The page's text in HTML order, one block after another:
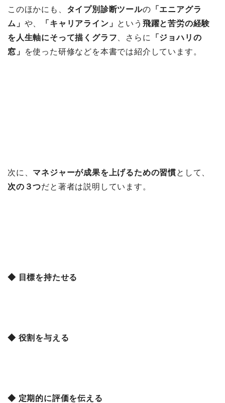
このほかにも、 タイプ別診断ツールの 「エニアグラ
ム」 や、 「キャリアライン」 という 飛躍と苦労の経験
を人生軸にそって描くグラフ 、さらに
「ジョハリの
窓」
を使った研修などを本書では紹介しています。
次に、 マネジャーが成果を上げるための習慣として、
次の３つだと著者は説明しています。
◆ 目標を持たせる
◆ 役割を与える
◆ 定期的に評価を伝える